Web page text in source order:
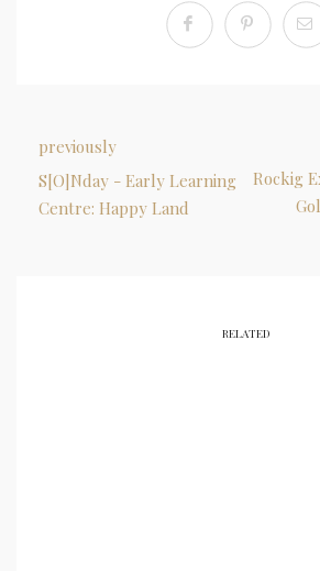
previously
S[O]Nday - Early Learning
Centre: Happy Land
Rockig
RELATED